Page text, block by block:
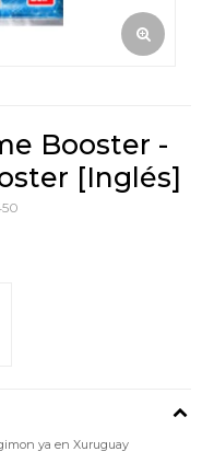
Booster -
[Inglés]
ya en Xuruguay